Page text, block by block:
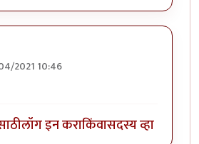
2021 10:46
लॉग इन कराकिंवासदस्य व्हा